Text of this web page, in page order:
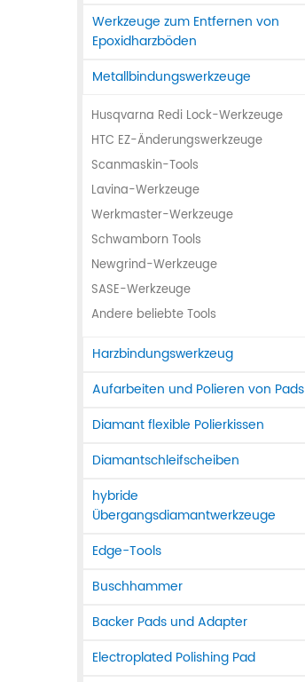
Werkzeuge zum Entfernen von
Epoxidharzböden
Metallbindungswerkzeuge
Husqvarna Redi Lock-Werkzeuge
HTC EZ-Änderungswerkzeuge
Scanmaskin-Tools
Lavina-Werkzeuge
Werkmaster-Werkzeuge
Schwamborn Tools
Newgrind-Werkzeuge
SASE-Werkzeuge
Andere beliebte Tools
Harzbindungswerkzeug
Aufarbeiten und Polieren von Pads
Diamant flexible Polierkissen
Diamantschleifscheiben
hybride
Übergangsdiamantwerkzeuge
Edge-Tools
Buschhammer
Backer Pads und Adapter
Electroplated Polishing Pad